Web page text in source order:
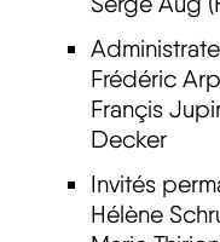
Frédéric
Françis
Decker
Invités
Hélène